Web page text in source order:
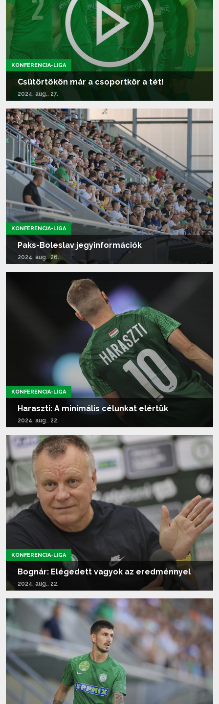
KONFERENCIA-LIGA
Csütörtökön már a csoportkör a tét!
2024. aug.. 27.
Tovább olvasom...
KONFERENCIA-LIGA
Paks-Boleslav jegyinformációk
2024. aug.. 26.
Tovább olvasom...
KONFERENCIA-LIGA
Haraszti: A minimális célunkat elértük
2024. aug.. 22.
Tovább olvasom...
KONFERENCIA-LIGA
Bognár: Elégedett vagyok az eredménnyel
2024. aug.. 22.
Tovább olvasom...